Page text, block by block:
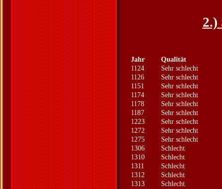
2.)
Jahr
Qualität
1124
Sehr schlecht
1126
Sehr schlecht
1151
Sehr schlecht
1174
Sehr schlecht
1178
Sehr schlecht
1187
Sehr schlecht
1223
Sehr schlecht
1272
Sehr schlecht
1275
Sehr schlecht
1306
Schlecht
1310
Schlecht
1311
Schlecht
1312
Schlecht
1313
Schlecht